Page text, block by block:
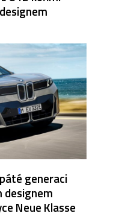
generaci
designem
Neue Klasse